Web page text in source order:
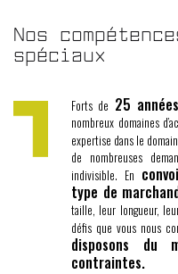
Nos
spéciaux
Forts de 25
nombreux domaines
expertise dans le
de nombreuses
indivisible. En
type de
taille, leur longueur,
défis que vous nous
disposons du
contraintes.